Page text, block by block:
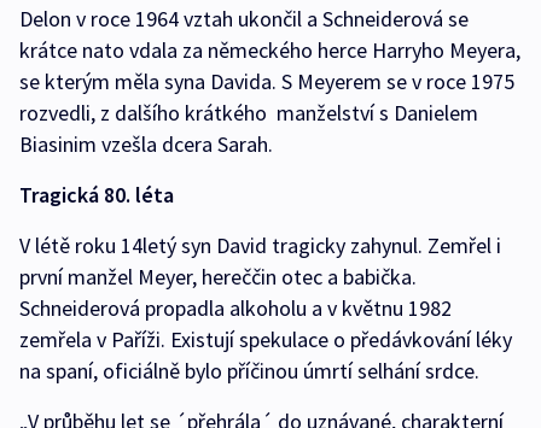
Delon v roce 1964 vztah ukončil a Schneiderová se
krátce nato vdala za německého herce Harryho Meyera,
se kterým měla syna Davida. S Meyerem se v roce 1975
rozvedli, z dalšího krátkého manželství s Danielem
Biasinim vzešla dcera Sarah.
Tragická 80. léta
V létě roku 14letý syn David tragicky zahynul. Zemřel i
první manžel Meyer, hereččin otec a babička.
Schneiderová propadla alkoholu a v květnu 1982
zemřela v Paříži. Existují spekulace o předávkování léky
na spaní, oficiálně bylo příčinou úmrtí selhání srdce.
„V průběhu let se ´přehrála´ do uznávané, charakterní